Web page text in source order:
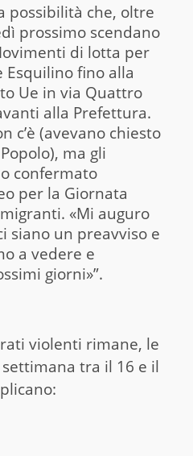
possibilità che, oltre
prossimo scendano
di lotta per
Esquilino fino alla
Ue in via Quattro
alla Prefettura.
c’è (avevano chiesto
ma gli
confermato
per la Giornata
«Mi auguro
siano un preavviso e
a vedere e
giorni»”.
violenti rimane, le
tra il 16 e il